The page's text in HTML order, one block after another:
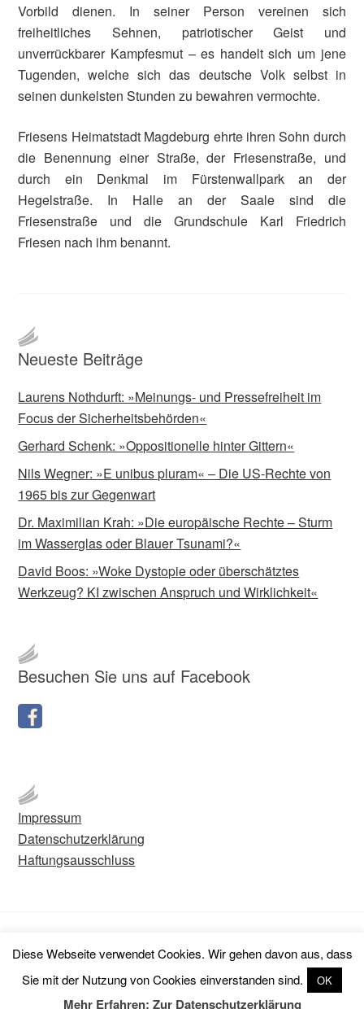
Vorbild dienen. In seiner Person vereinen sich
freiheitliches Sehnen, patriotischer Geist und
unverrückbarer Kampfesmut – es handelt sich um jene
Tugenden, welche sich das deutsche Volk selbst in
seinen dunkelsten Stunden zu bewahren vermochte.
Friesens Heimatstadt Magdeburg ehrte ihren Sohn durch
die Benennung einer Straße, der Friesenstraße, und
durch ein Denkmal im Fürstenwallpark an der
Hegelstraße. In Halle an der Saale sind die
Friesenstraße und die Grundschule Karl Friedrich
Friesen nach ihm benannt.
Neueste Beiträge
Laurens Nothdurft: »Meinungs- und Pressefreiheit im
Focus der Sicherheitsbehörden«
Gerhard Schenk: »Oppositionelle hinter Gittern«
Nils Wegner: »E unibus pluram« – Die US-Rechte von
1965 bis zur Gegenwart
Dr. Maximilian Krah: »Die europäische Rechte – Sturm
im Wasserglas oder Blauer Tsunami?«
David Boos: »Woke Dystopie oder überschätztes
Werkzeug? KI zwischen Anspruch und Wirklichkeit«
Besuchen Sie uns auf Facebook
Impressum
Datenschutzerklärung
Haftungsausschluss
Copyright © 2026 Friedrich-Friesen-Stiftung.
Omega WordPress Theme byThemeHall
Diese Webseite verwendet Cookies. Wir gehen davon aus, dass
Sie mit der Nutzung von Cookies einverstanden sind.
OK
Mehr Erfahren: Zur Datenschutzerklärung